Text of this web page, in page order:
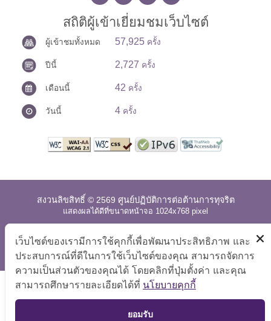
สถิติผู้เข้าเยี่ยมชมเว็บไซต์
ผู้เข้าชมทั้งหมด 57,925 ครั้ง
ปีนี้ 2,727 ครั้ง
เดือนนี้ 42 ครั้ง
วันนี้ 4 ครั้ง
สงวนลิขสิทธิ์ © 2569 ศูนย์ปฏิบัติการต่อต้านการทุจริต
แสดงผลได้ดีที่ขนาดหน้าจอ 1024x768 pixel
แผนผังเว็บไซต์ คำถามที่พบบ่อย นโยบายเว็บไซต์
|
การปฏิเสธความรับผิด
TOP
เว็บไซต์ของเรามีการใช้คุกกี้เพื่อพัฒนาประสิทธิภาพ และ
ประสบการณ์ที่ดีในการใช้เว็บไซต์ของคุณ สามารถจัดการ
ความเป็นส่วนตัวของคุณได้ โดยคลิกที่ปุ่มตั้งค่า และคุณ
สามารถศึกษารายละเอียดได้ที่ นโยบายคุกกี้
ยอมรับ